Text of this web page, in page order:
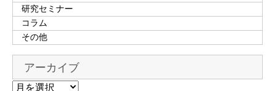
研究セミナー
コラム
その他
アーカイブ
ア